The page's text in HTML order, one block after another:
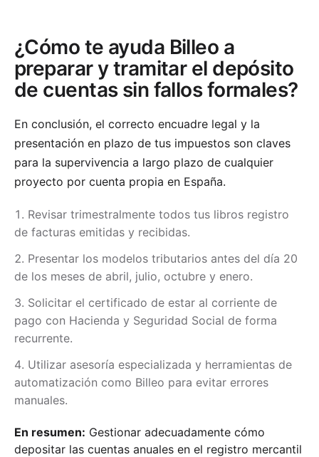
¿Cómo te ayuda Billeo a
preparar y tramitar el depósito
de cuentas sin fallos formales?
En conclusión, el correcto encuadre legal y la
presentación en plazo de tus impuestos son claves
para la supervivencia a largo plazo de cualquier
proyecto por cuenta propia en España.
Revisar trimestralmente todos tus libros registro
de facturas emitidas y recibidas.
Presentar los modelos tributarios antes del día 20
de los meses de abril, julio, octubre y enero.
Solicitar el certificado de estar al corriente de
pago con Hacienda y Seguridad Social de forma
recurrente.
Utilizar asesoría especializada y herramientas de
automatización como Billeo para evitar errores
manuales.
En resumen: Gestionar adecuadamente cómo
depositar las cuentas anuales en el registro mercantil